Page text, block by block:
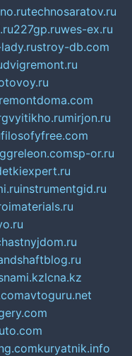
technosaratov.ru
227gp.ruwes-ex.ru
stroy-db.com
dvigremont.ru
remontdoma.com
vyitikho.rumirjon.ru
filosofyfree.com
greleon.comsp-or.ru
instrumentgid.ru
lcna.kz
avtoguru.net
kuryatnik.info